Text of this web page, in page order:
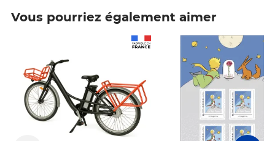
Vous pourriez également aimer
Prix 7,50€